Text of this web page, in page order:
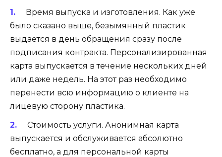
Время выпуска и изготовления. Как уже
было сказано выше, безымянный пластик
выдается в день обращения сразу после
подписания контракта. Персонализированная
карта выпускается в течение нескольких дней
или даже недель. На этот раз необходимо
перенести всю информацию о клиенте на
лицевую сторону пластика.
Стоимость услуги. Анонимная карта
выпускается и обслуживается абсолютно
бесплатно, а для персональной карты